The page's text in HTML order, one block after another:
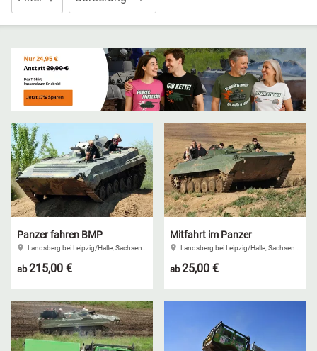
Panzer fahren BMP
Landsberg bei Leipzig/Halle, Sachsen-Anhalt
ab215,00 €
Mitfahrt im Panzer
Landsberg bei Leipzig/Halle, Sachsen-Anhalt
ab25,00 €
NRW
Rheinland-Pfalz
Saarland
Sachsen
Sachsen-Anhalt
Schleswig-Holstein
Weißwasser
Züttlingen